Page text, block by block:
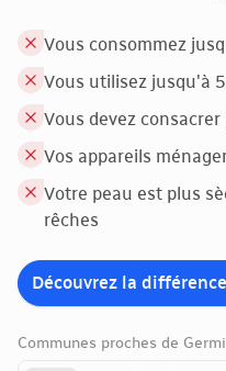
Vous consommez
Vous utilisez jusqu'à
Vous devez
Vos appareils
Votre peau est plus
rêches
Découvrez la
Communes proches de